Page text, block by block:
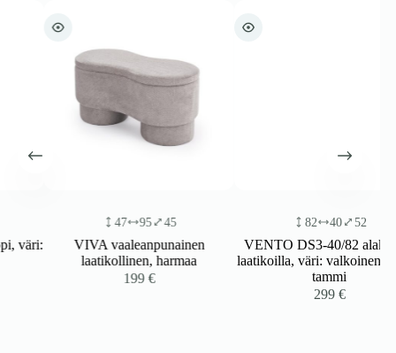
95 45
VIVA vaaleanpunainen
laatikollinen, harmaa
€
40 52
VENTO DS3-40/82 alakaappi
laatikoilla, väri: valkoinen/hunaja
tammi
€